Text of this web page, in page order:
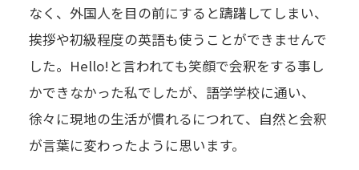
なく、外国人を目の前にすると躊躇してしまい、
挨拶や初級程度の英語も使うことができませんで
した。Hello!と言われても笑顔で会釈をする事し
かできなかった私でしたが、語学学校に通い、
徐々に現地の生活が慣れるにつれて、自然と会釈
が言葉に変わったように思います。